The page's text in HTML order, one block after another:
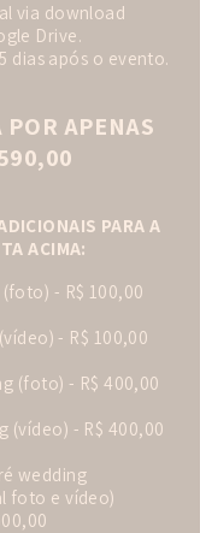
via download
Drive.
dias após o evento.
APENAS
PARA A
ACIMA:
- R$ 100,00
- R$ 100,00
(foto) - R$ 400,00
(vídeo) - R$ 400,00
wedding
foto e vídeo)